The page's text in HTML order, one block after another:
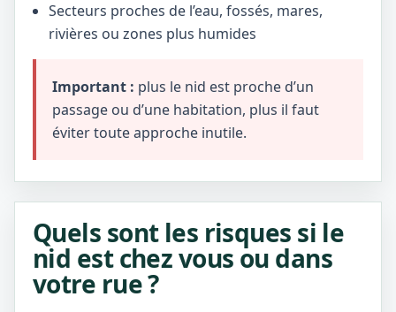
Secteurs proches de l’eau, fossés, mares,
rivières ou zones plus humides
Important : plus le nid est proche d’un
passage ou d’une habitation, plus il faut
éviter toute approche inutile.
Quels sont les risques si le
nid est chez vous ou dans
votre rue ?